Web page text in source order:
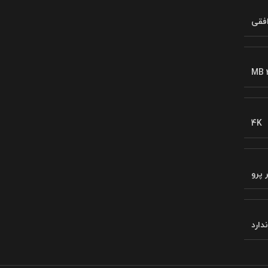
افقی
MB
4K
پرو
ندارد